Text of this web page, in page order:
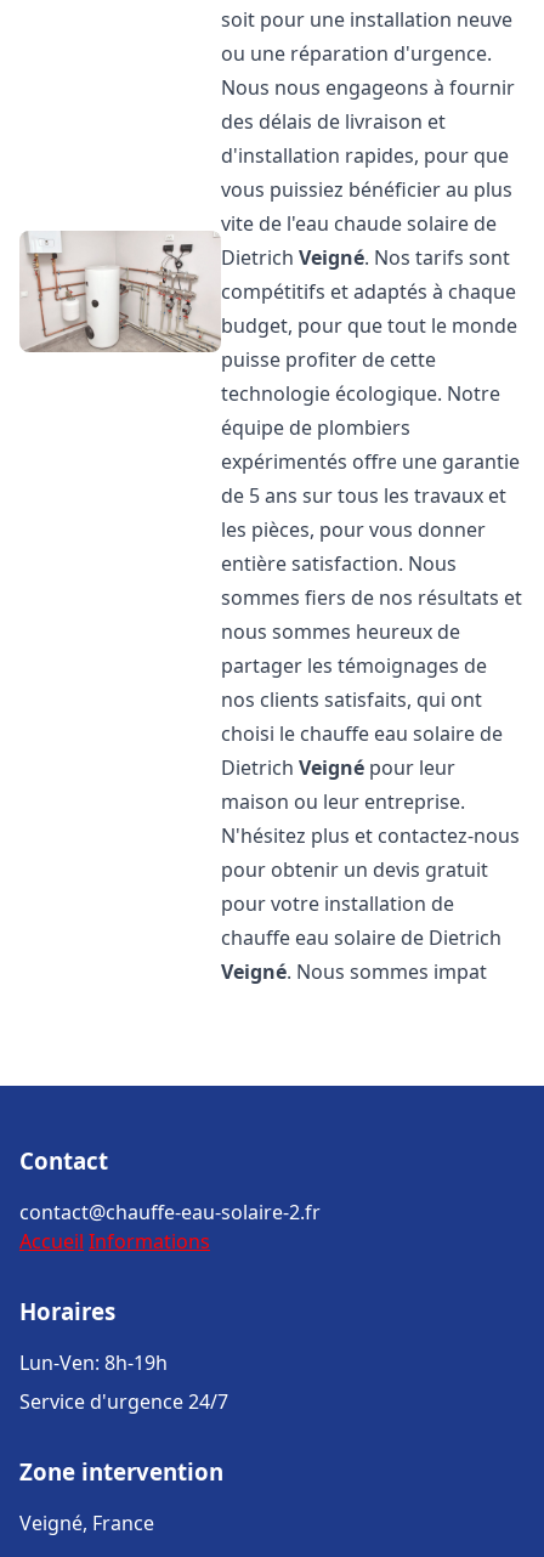
soit pour une installation neuve
ou une réparation d'urgence.
Nous nous engageons à fournir
des délais de livraison et
d'installation rapides, pour que
vous puissiez bénéficier au plus
vite de l'eau chaude solaire de
DietrichVeigné. Nos tarifs sont
compétitifs et adaptés à chaque
budget, pour que tout le monde
puisse profiter de cette
technologie écologique. Notre
équipe de plombiers
expérimentés offre une garantie
de 5 ans sur tous les travaux et
les pièces, pour vous donner
entière satisfaction. Nous
sommes fiers de nos résultats et
nous sommes heureux de
partager les témoignages de
nos clients satisfaits, qui ont
choisi le chauffe eau solaire de
DietrichVeigné pour leur
maison ou leur entreprise.
N'hésitez plus et contactez-nous
pour obtenir un devis gratuit
pour votre installation de
chauffe eau solaire de Dietrich
Veigné. Nous sommes impat
Contact
contact@chauffe-eau-solaire-2.fr
Accueil Informations
Horaires
Lun-Ven: 8h-19h
Service d'urgence 24/7
Zone intervention
Veigné, France